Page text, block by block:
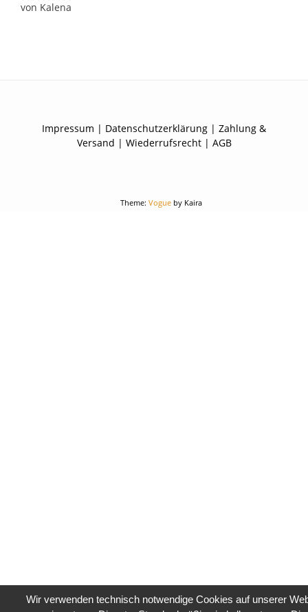
Bewertet
von Kalena
Impressum | Datenschutzerklärung | Zahlung &
Versand | Wiederrufsrecht| AGB
Theme: Vogueby Kaira
Wir verwenden technisch notwendige Cookies auf unserer